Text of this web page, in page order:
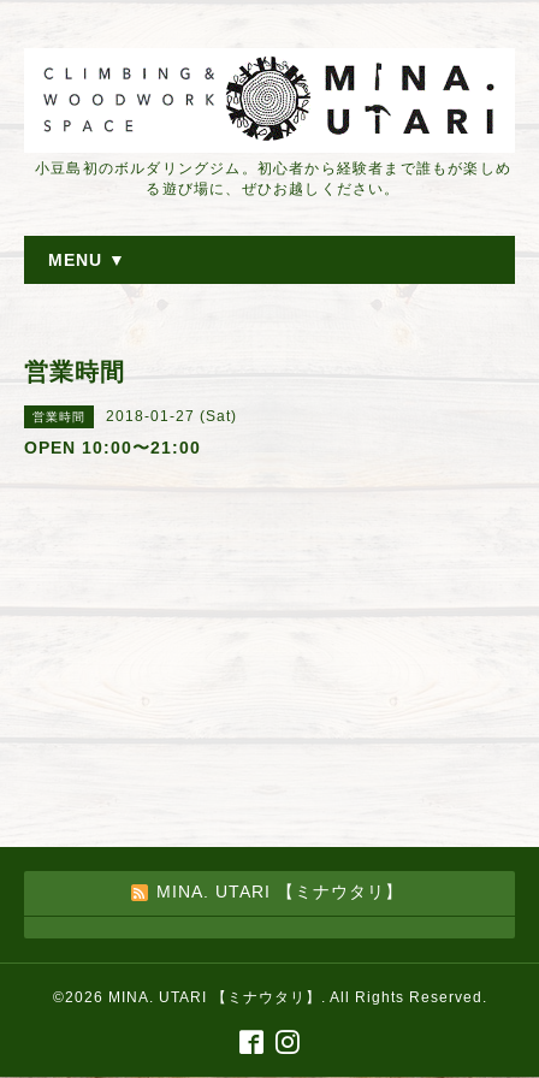
小豆島初のボルダリングジム。初心者から経験者まで誰もが楽しめ
る遊び場に、ぜひお越しください。
MENU ▼
営業時間
営業時間 2018-01-27 (Sat)
OPEN 10:00〜21:00
MINA. UTARI 【ミナウタリ】
©2026 MINA. UTARI 【ミナウタリ】 . All Rights Reserved.